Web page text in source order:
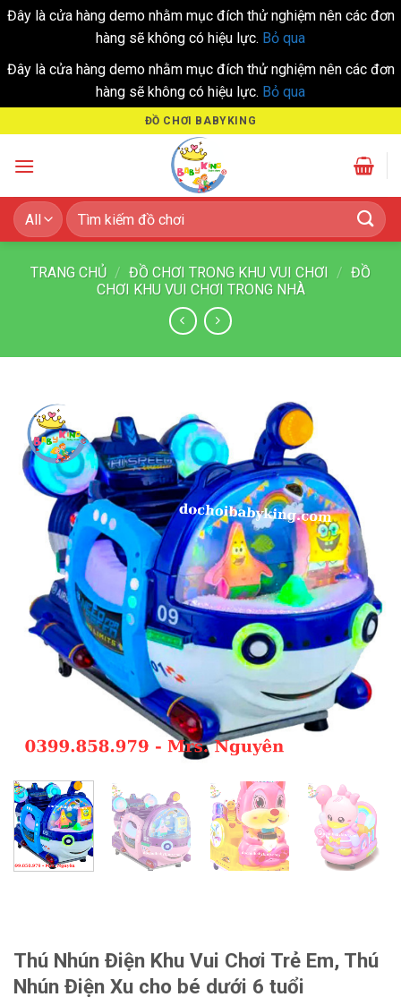
Đây là cửa hàng demo nhằm mục đích thử nghiệm nên các đơn
hàng sẽ không có hiệu lực. Bỏ qua
Đây là cửa hàng demo nhằm mục đích thử nghiệm nên các đơn
hàng sẽ không có hiệu lực. Bỏ qua
to
content
ĐỒ CHƠI BABYKING
Tìm
kiếm:
TRANG CHỦ / ĐỒ CHƠI TRONG KHU VUI CHƠI / ĐỒ
CHƠI KHU VUI CHƠI TRONG NHÀ
Thú Nhún Điện Khu Vui Chơi Trẻ Em, Thú
Nhún Điện Xu cho bé dưới 6 tuổi